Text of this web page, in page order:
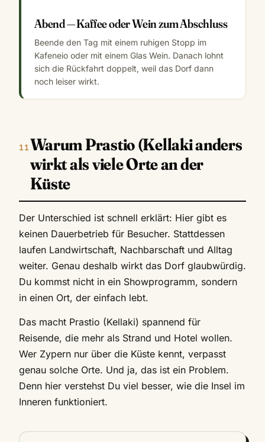
Abend — Kaffee oder Wein zum Abschluss
Beende den Tag mit einem ruhigen Stopp im
Kafeneio oder mit einem Glas Wein. Danach lohnt
sich die Rückfahrt doppelt, weil das Dorf dann
noch leiser wirkt.
Warum Prastio (Kellaki anders
wirkt als viele Orte an der
Küste
Der Unterschied ist schnell erklärt: Hier gibt es
keinen Dauerbetrieb für Besucher. Stattdessen
laufen Landwirtschaft, Nachbarschaft und Alltag
weiter. Genau deshalb wirkt das Dorf glaubwürdig.
Du kommst nicht in ein Showprogramm, sondern
in einen Ort, der einfach lebt.
Das macht Prastio (Kellaki) spannend für
Reisende, die mehr als Strand und Hotel wollen.
Wer Zypern nur über die Küste kennt, verpasst
genau solche Orte. Und ja, das ist ein Problem.
Denn hier verstehst Du viel besser, wie die Insel im
Inneren funktioniert.